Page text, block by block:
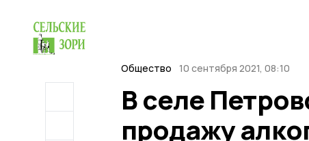
Общество 10 сентября 2021, 08:10
В селе
продажу